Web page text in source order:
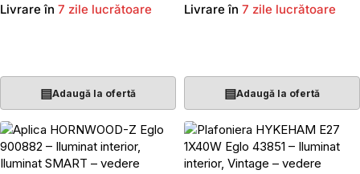
Livrare în 7 zile lucrătoare
▤Adaugă la ofertă
Livrare în 7 zile lucrătoare
▤Adaugă la ofertă